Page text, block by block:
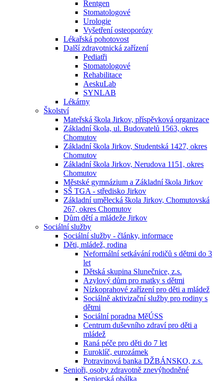
Rentgen
Stomatologové
Urologie
Vyšetření osteoporózy
Lékařská pohotovost
Další zdravotnická zařízení
Pediatři
Stomatologové
Rehabilitace
AeskuLab
SYNLAB
Lékárny
Školství
Mateřská škola Jirkov, příspěvková organizace
Základní škola, ul. Budovatelů 1563, okres
Chomutov
Základní škola Jirkov, Studentská 1427, okres
Chomutov
Základní škola Jirkov, Nerudova 1151, okres
Chomutov
Městské gymnázium a Základní škola Jirkov
SŠ TGA - středisko Jirkov
Základní umělecká škola Jirkov, Chomutovská
267, okres Chomutov
Dům dětí a mládeže Jirkov
Sociální služby
Sociální služby - články, informace
Děti, mládež, rodina
Neformální setkávání rodičů s dětmi do 3
let
Dětská skupina Slunečnice, z.s.
Azylový dům pro matky s dětmi
Nízkoprahové zařízení pro děti a mládež
Sociálně aktivizační služby pro rodiny s
dětmi
Sociální poradna MěÚSS
Centrum duševního zdraví pro děti a
mládež
Raná péče pro děti do 7 let
Euroklíč, eurozámek
Potravinová banka DŽBÁNSKO, z.s.
Senioři, osoby zdravotně znevýhodněné
Seniorská obálka